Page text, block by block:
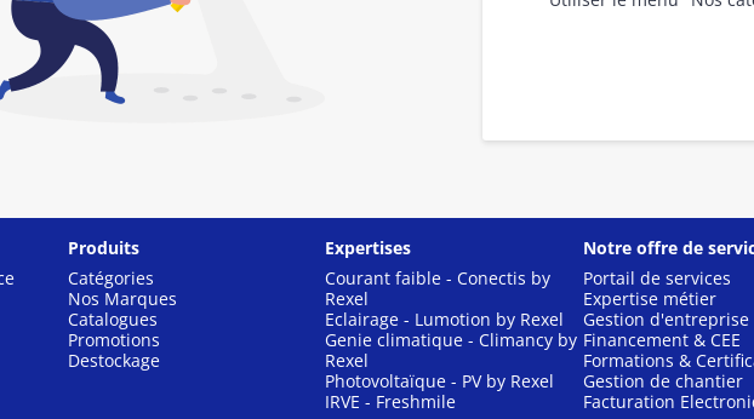
Produits
Catégories
Nos Marques
Catalogues
Promotions
Destockage
Expertises
Courant faible - Conectis by
Rexel
Eclairage - Lumotion by Rexel
Genie climatique - Climancy by
Rexel
Photovoltaïque - PV by Rexel
IRVE - Freshmile
Notre offre de
Portail de services
Expertise métier
Gestion d'entreprise
Financement & CEE
Formations &
Gestion de chantier
Facturation